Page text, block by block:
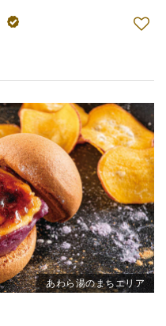
あわら湯のまちエリア